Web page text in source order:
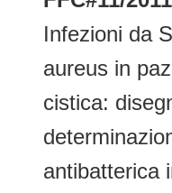
Infezioni da
aureus in
cistica:
antibatterica